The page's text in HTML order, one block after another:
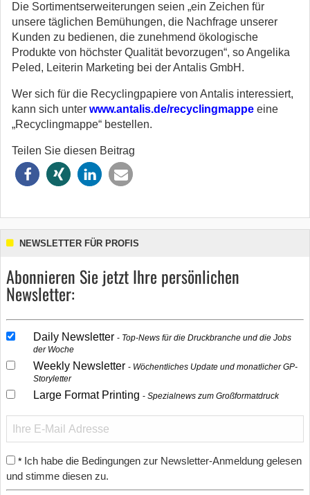
Die Sortimentserweiterungen seien „ein Zeichen für
unsere täglichen Bemühungen, die Nachfrage unserer
Kunden zu bedienen, die zunehmend ökologische
Produkte von höchster Qualität bevorzugen“, so Angelika
Peled, Leiterin Marketing bei der Antalis GmbH.
Wer sich für die Recyclingpapiere von Antalis interessiert,
kann sich unter www.antalis.de/recyclingmappe eine
„Recyclingmappe“ bestellen.
Teilen Sie diesen Beitrag
NEWSLETTER FÜR PROFIS
Abonnieren Sie jetzt Ihre persönlichen
Newsletter:
Daily Newsletter
Top-News für die Druckbranche und die Jobs
der Woche
Weekly Newsletter
Wöchentliches Update und monatlicher GP-
Storyletter
Large Format Printing Spezialnews zum Großformatdruck
* Ich habe die Bedingungen zur Newsletter-Anmeldung gelesen
und stimme diesen zu.